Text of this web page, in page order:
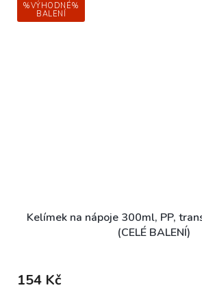
%VÝHODNÉ%
BALENÍ
Kelímek na nápoje 300ml, PP,
(CELÉ BALENÍ)
154 Kč